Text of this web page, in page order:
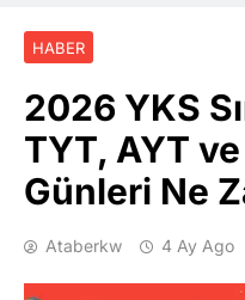
HABER
2026 YKS
TYT, AYT
Günleri Ne
Ataberkw 4 Ay Ago